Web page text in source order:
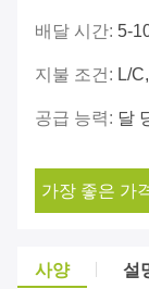
배달 시간: 5-
지불 조건: L/
공급 능력: 달
가장 좋은 가
사양 설